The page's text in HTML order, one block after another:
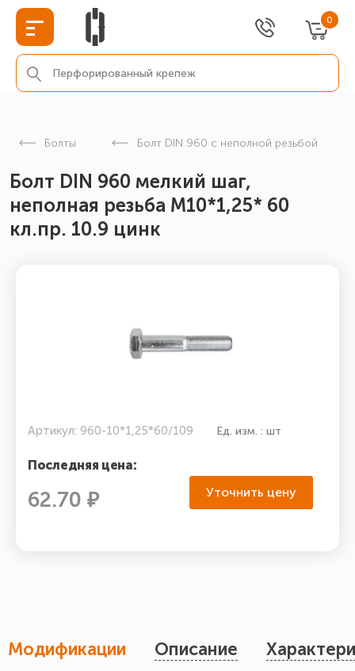
0
Болты Болт DIN 960 с неполной резьбой
Болт DIN 960 мелкий шаг,
неполная резьба M10*1,25* 60
кл.пр. 10.9 цинк
Артикул: 960-10*1,25*60/109 Ед. изм. : шт
Последняя цена:
62.70 ₽ Уточнить цену
Модификации Описание